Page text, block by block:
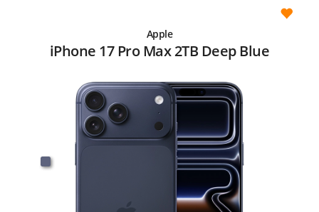
Apple
iPhone 17 Pro Max 2TB Deep Blue